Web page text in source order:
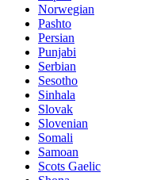
Norwegian
Pashto
Persian
Punjabi
Serbian
Sesotho
Sinhala
Slovak
Slovenian
Somali
Samoan
Scots Gaelic